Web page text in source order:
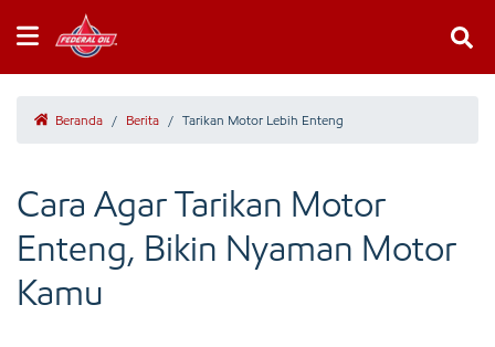
Beranda / Berita / Tarikan Motor Lebih Enteng
Cara Agar Tarikan Motor
Enteng, Bikin Nyaman Motor
Kamu